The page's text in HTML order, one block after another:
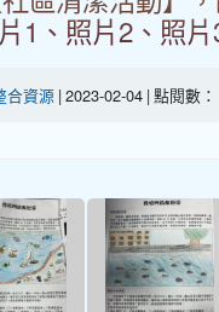
1、照片2、照
合資源| 2023-02-04 | 點閱數：